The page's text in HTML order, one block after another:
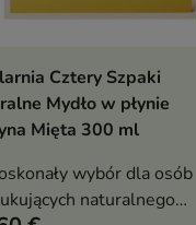
Dodaj do koszyka
Cztery Szpaki
Mydło w płynie
Mięta 300 ml
wybór dla osób
naturalnego